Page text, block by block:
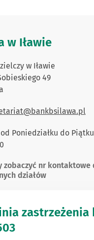
w Iławie
w Iławie
49
Poniedziałku do
zobaczyć nr kontaktowe
działów
zastrzeżenia